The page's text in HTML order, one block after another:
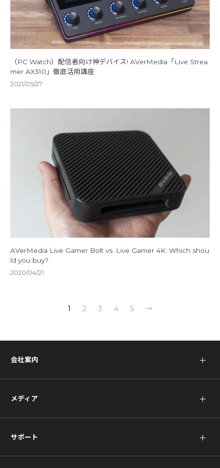
（PC Watch）配信者向け神デバイス! AVerMedia「Live Strea
mer AX310」徹底活用講座
2021/05/27
AVerMedia Live Gamer Bolt vs. Live Gamer 4K: Which shou
ld you buy?
2020/04/21
1 2 3 4 5 →
会社案内 ＋
メディア ＋
サポート ＋